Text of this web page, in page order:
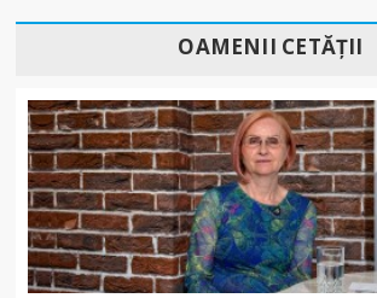
OAMENII CETĂȚII